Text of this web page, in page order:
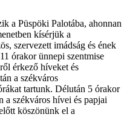
a Püspöki Palotába, ahonnan
kísérjük a
szervezett imádság és ének
órakor ünnepi szentmise
érkező híveket és
a székváros
tartunk. Délután 5 órakor
a székváros hívei és papjai
köszönünk el a